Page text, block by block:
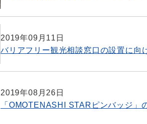
2019年09月11日
バリアフリー観光相談窓口の設置に向
2019年08月26日
「OMOTENASHI STARピンバッジ」